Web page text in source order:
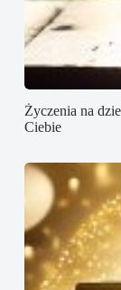
Życzenia na
Ciebie